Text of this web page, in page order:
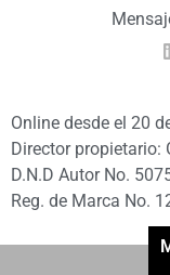
Online desde el 20
Director propietario:
D.N.D Autor No.
Reg. de Marca No.